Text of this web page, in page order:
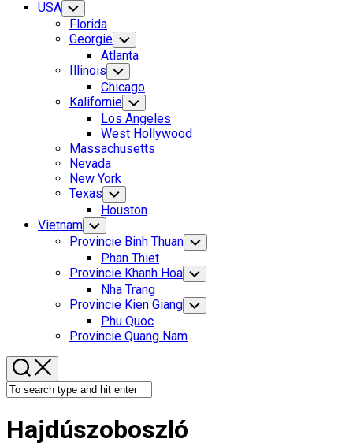
USA Toggle
Child
Menu
Florida
Georgie Toggle
Child
Menu
Atlanta
Illinois Toggle
Child
Menu
Chicago
Kalifornie Toggle
Child
Menu
Los Angeles
West Hollywood
Massachusetts
Nevada
New York
Texas Toggle
Child
Menu
Houston
Vietnam Toggle
Child
Menu
Provincie Binh Thuan Toggle
Child
Menu
Phan Thiet
Provincie Khanh Hoa Toggle
Child
Menu
Nha Trang
Provincie Kien Giang Toggle
Child
Phu Quoc
Provincie Quang Nam
Hajdúszoboszló